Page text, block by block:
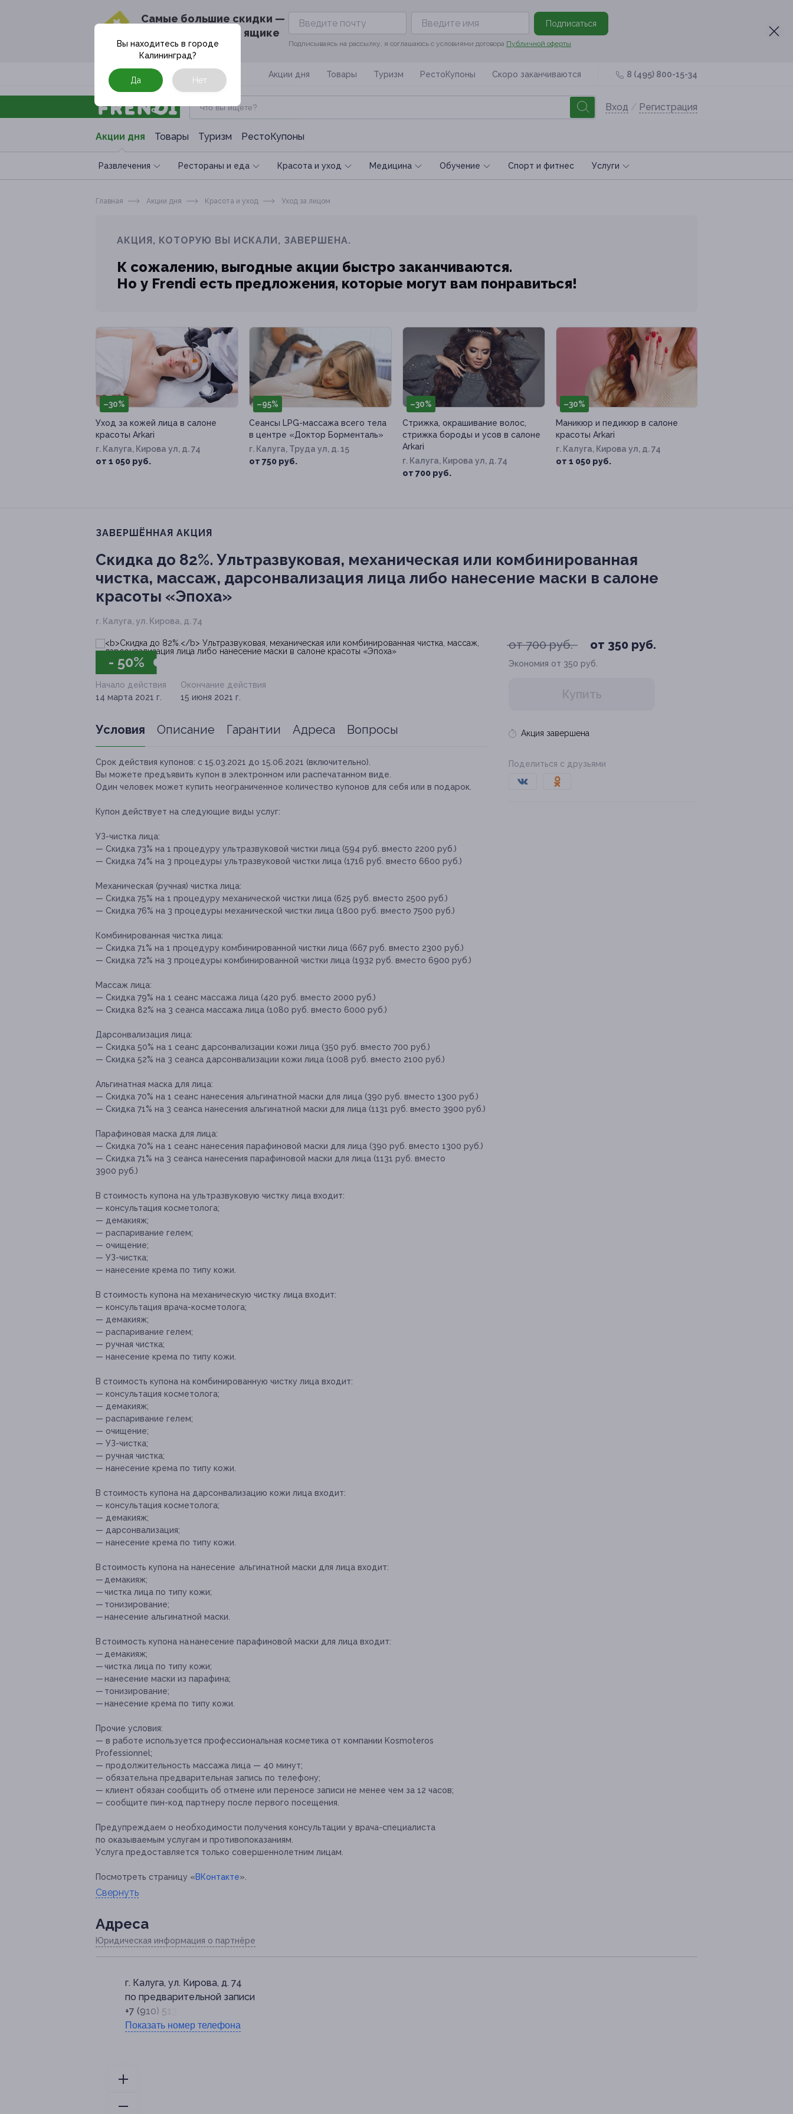
Cамые большие скидки —
в твоём почтовом ящике
Подписаться
Подписываясь на рассылку, я соглашаюсь с условиями договора Публичной оферты
Москва Акции дня Товары Туризм РестоКупоны Скоро заканчиваются 8 (495) 800-15-34
Вход / Регистрация
Акции дня Товары Туризм РестоКупоны
Развлечения Рестораны и еда Красота и уход Медицина Обучение Спoрт и фитнес Услуги
Вы находитесь в городе
Калининград?
Да Нет
Главная Акции дня Красота и уход Уход за лицом
АКЦИЯ, КОТОРУЮ ВЫ ИСКАЛИ, ЗАВЕРШЕНА.
К сожалению, выгодные акции быстро заканчиваются.
Но у Frendi есть предложения, которые могут вам понравиться!
–30%
Уход за кожей лица в салоне
красоты Arkari
г. Калуга, Кирова ул, д. 74
от 1 050 руб.
–95%
Сеансы LPG-массажа всего тела
в центре «Доктор Борменталь»
г. Калуга, Труда ул, д. 15
от 750 руб.
–30%
Стрижка, окрашивание волос,
стрижка бороды и усов в салоне
Arkari
г. Калуга, Кирова ул, д. 74
от 700 руб.
–30%
Маникюр и педикюр в салоне
красоты Arkari
г. Калуга, Кирова ул, д. 74
от 1 050 руб.
ЗАВЕРШЁННАЯ АКЦИЯ
Скидка до 82%. Ультразвуковая, механическая или комбинированная
чистка, массаж, дарсонвализация лица либо нанесение маски в салоне
красоты «Эпоха»
г. Калуга, ул. Кирова, д. 74
- 50%
от 700 руб. от 350 руб.
Экономия от 350 руб.
Купить
Акция завершена
Поделиться с друзьями
Начало действия
14 марта 2021 г.
Окончание действия
15 июня 2021 г.
Условия Описание Гарантии Адреса Вопросы
Срок действия купонов: с 15.03.2021 до 15.06.2021 (включительно).
Вы можете предъявить купон в электронном или распечатанном виде.
Один человек может купить неограниченное количество купонов для себя или в подарок.
Купон действует на следующие виды услуг:
УЗ-чистка лица:
— Скидка 73% на 1 процедуру ультразвуковой чистки лица (594 руб. вместо 2200 руб.)
— Скидка 74% на 3 процедуры ультразвуковой чистки лица (1716 руб. вместо 6600 руб.)
Механическая (ручная) чистка лица:
— Скидка 75% на 1 процедуру механической чистки лица (625 руб. вместо 2500 руб.)
— Скидка 76% на 3 процедуры механической чистки лица (1800 руб. вместо 7500 руб.)
Комбинированная чистка лица:
— Скидка 71% на 1 процедуру комбинированной чистки лица (667 руб. вместо 2300 руб.)
— Скидка 72% на 3 процедуры комбинированной чистки лица (1932 руб. вместо 6900 руб.)
Массаж лица:
— Скидка 79% на 1 сеанс массажа лица (420 руб. вместо 2000 руб.)
— Скидка 82% на 3 сеанса массажа лица (1080 руб. вместо 6000 руб.)
Дарсонвализация лица:
— Скидка 50% на 1 сеанс дарсонвализации кожи лица (350 руб. вместо 700 руб.)
— Скидка 52% на 3 сеанса дарсонвализации кожи лица (1008 руб. вместо 2100 руб.)
Альгинатная маска для лица:
— Скидка 70% на 1 сеанс нанесения альгинатной маски для лица (390 руб. вместо 1300 руб.)
— Скидка 71% на 3 сеанса нанесения альгинатной маски для лица (1131 руб. вместо 3900 руб.)
Парафиновая маска для лица:
— Скидка 70% на 1 сеанс нанесения парафиновой маски для лица (390 руб. вместо 1300 руб.)
— Скидка 71% на 3 сеанса нанесения парафиновой маски для лица (1131 руб. вместо
3900 руб.)
В стоимость купона на ультразвуковую чистку лица входит:
— консультация косметолога;
— демакияж;
— распаривание гелем;
— очищение;
— УЗ-чистка;
— нанесение крема по типу кожи.
В стоимость купона на механическую чистку лица входит:
— консультация врача-косметолога;
— демакияж;
— распаривание гелем;
— ручная чистка;
— нанесение крема по типу кожи.
В стоимость купона на комбинированную чистку лица входит:
— консультация косметолога;
— демакияж;
— распаривание гелем;
— очищение;
— УЗ-чистка;
— ручная чистка;
— нанесение крема по типу кожи.
В стоимость купона на дарсонвализацию кожи лица входит:
— консультация косметолога;
— демакияж;
— дарсонвализация;
— нанесение крема по типу кожи.
В стоимость купона на нанесение альгинатной маски для лица входит:
— демакияж;
— чистка лица по типу кожи;
— тонизирование;
— нанесение альгинатной маски.
В стоимость купона на нанесение парафиновой маски для лица входит:
— демакияж;
— чистка лица по типу кожи;
— нанесение маски из парафина;
— тонизирование;
— нанесение крема по типу кожи.
Прочие условия:
— в работе используется профессиональная косметика от компании Kosmoteros
Professionnel;
— продолжительность массажа лица — 40 минут;
— обязательна предварительная запись по телефону;
— клиент обязан сообщить об отмене или переносе записи не менее чем за 12 часов;
— сообщите пин-код партнеру после первого посещения.
Предупреждаем о необходимости получения консультации у врача-специалиста
по оказываемым услугам и противопоказаниям.
Услуга предоставляется только совершеннолетним лицам.
Посмотреть страницу «ВКонтакте».
Свернуть
Адресa
Юридическая информация о партнёре
г. Калуга, ул. Кирова, д. 74
по предварительной записи
+7 (910) 513-23-90
Показать номер телефона